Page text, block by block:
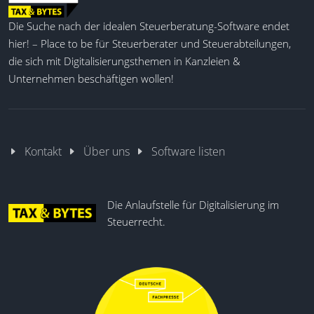
Wirtschaftlichkeit der Integration
von VD2 Pro
Die Integration von VD2 Pro ermöglicht
Durch einheitliche Strukturen, zentrale Steuerung
gesamten Organisation, zeiteffizient!
strukturierte, wiederkehrende Aktualisierung der
Verfahrensdokumentationen nachhaltig erhöht. Die
gruppenweite Implementierung schafft
Die Suche nach der idealen Steuerberatung-Software endet
hier! – Place to be für Steuerberater und Steuerabteilungen,
die sich mit Digitalisierungsthemen in Kanzleien &
Unternehmen beschäftigen wollen!
Kontakt Über uns Software listen
Die Anlaufstelle für Digitalisierung im
Steuerrecht.